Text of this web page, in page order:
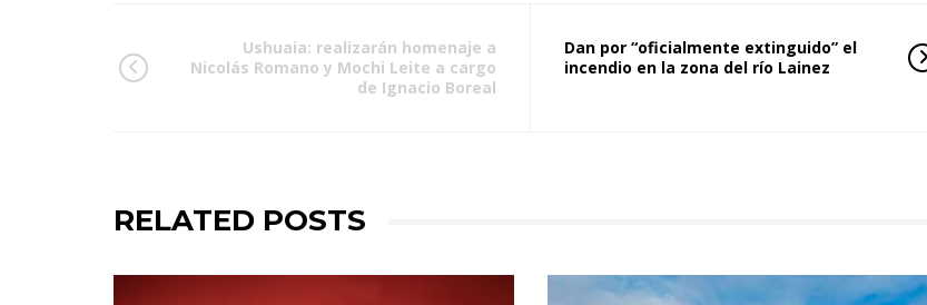
Ushuaia: realizarán homenaje a
Nicolás Romano y Mochi Leite a cargo
de Ignacio Boreal
Dan por “oficialmente extinguido” el
incendio en la zona del río Lainez
RELATED POSTS